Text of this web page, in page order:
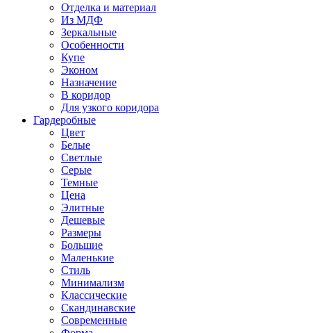
Отделка и материал
Из МДФ
Зеркальные
Особенности
Купе
Эконом
Назначение
В коридор
Для узкого коридора
Гардеробные
Цвет
Белые
Светлые
Серые
Темные
Цена
Элитные
Дешевые
Размеры
Большие
Маленькие
Стиль
Минимализм
Классические
Скандинавские
Современные